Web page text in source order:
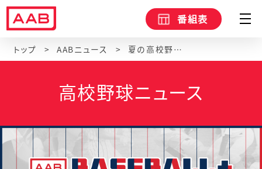
番組表
トップ AABニュース 夏の高校野球秋田大会開幕「大きな変化が続く中で変わらない“情熱”」思いを選手宣誓に【夢球場２０２６】
高校野球ニュース